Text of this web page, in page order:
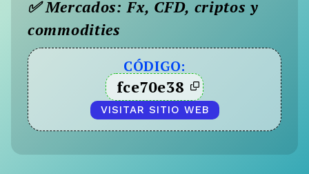
✅ Mercados: Fx, CFD, criptos y
commodities
CÓDIGO:
fce70e38
VISITAR SITIO WEB